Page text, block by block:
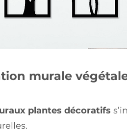
murale
plantes décoratifs